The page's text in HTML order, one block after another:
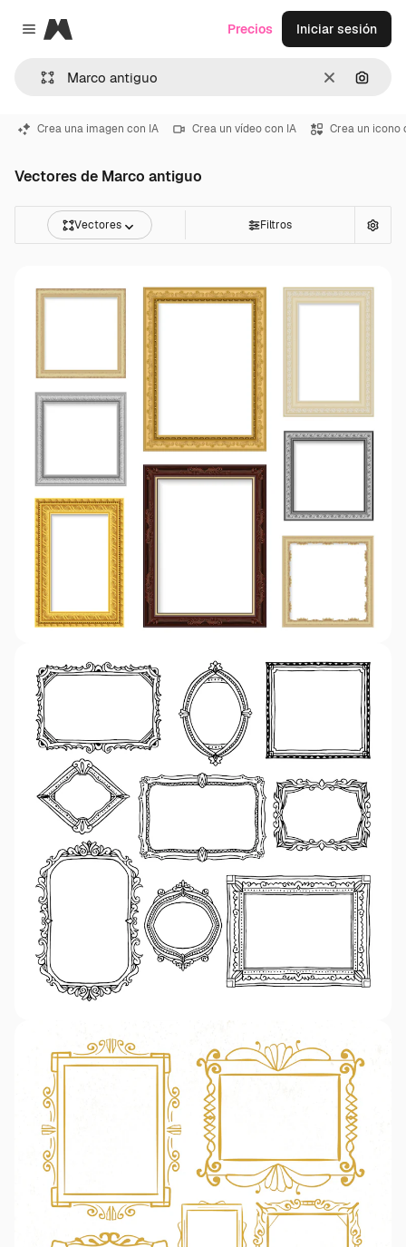
Close menu
Magnific
Borrar
Precios Iniciar sesión
Crea una imagen con IA Crea un vídeo con IA Crea un icono
Vectores de Marco antiguo
Vectores Filtros